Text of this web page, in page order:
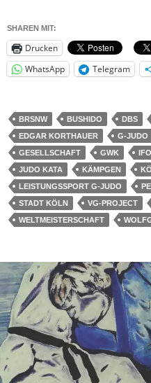
SHAREN MIT:
Drucken
WhatsApp
Telegram
BRSNW BUSHIDO DBS
EDGAR KORTHAUER
G-JUDO
GESELLSCHAFT
GWK
JUDO KATA
KÄMPGEN
LEISTUNGSSPORT G-JUDO
STADT KÖLN
VG-PROJECT
WELTMEISTERSCHAFT